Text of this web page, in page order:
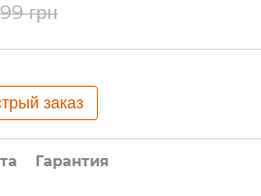
грн
заказ
Гарантия